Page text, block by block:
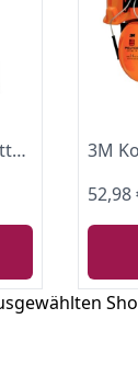
Oregon Protect Kettensägen-Sicherheitshelm mit Gehörschutz und Netzvisier
52,98